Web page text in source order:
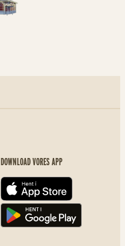
DOWNLOAD VORES APP
App store
Play store